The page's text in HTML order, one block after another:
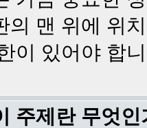
의 맨 위에 위
이 있어야 합
주제란 무엇인